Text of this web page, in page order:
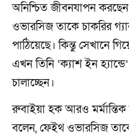
অনিশ্চিত জীবনযাপন
ওভারসিজ তাকে চাকরির
পাঠিয়েছে। কিন্তু সেখানে
এখন তিনি ‘ক্যাশ ইন
চালাচ্ছেন।
রুবাইয়া হক আরও মর্মান্তিক
বলেন, ফেইথ ওভারসিজ